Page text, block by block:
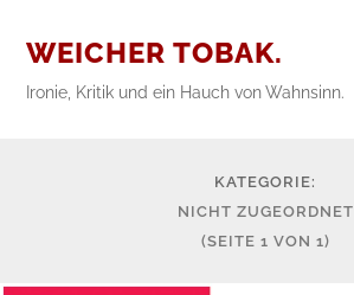
WEICHER TOBAK.
Ironie, Kritik und ein Hauch von Wahnsinn.
KATEGORIE:
NICHT ZUGEORDNET
(SEITE 1 VON 1)